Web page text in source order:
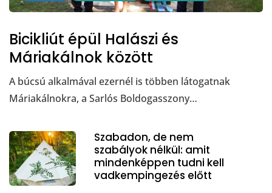
Bicikliút épül Halászi és
Máriakálnok között
A búcsú alkalmával ezernél is többen látogatnak
Máriakálnokra, a Sarlós Boldogasszony…
Szabadon, de nem
szabályok nélkül: amit
mindenképpen tudni kell
vadkempingezés előtt